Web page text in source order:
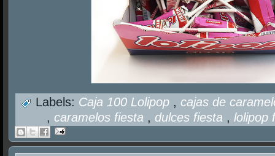
Labels: Caja 100 Lolipop ,cajas de
, caramelos fiesta , dulces fiesta , lolipop